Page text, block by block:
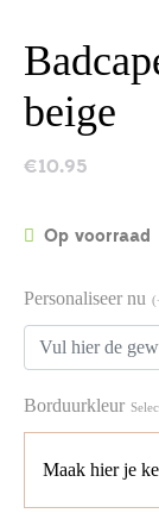
beige
€10.95
Op voorraad
Personaliseer nu
Borduurkleur